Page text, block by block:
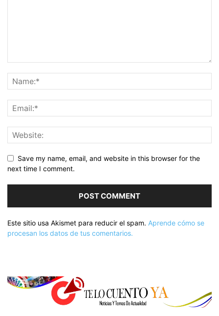
Save my name, email, and website in this browser for the
next time I comment.
Este sitio usa Akismet para reducir el spam. Aprende cómo se
procesan los datos de tus comentarios.